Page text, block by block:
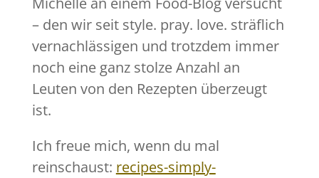
– den wir seit style. pray. love. sträflich
vernachlässigen und trotzdem immer
noch eine ganz stolze Anzahl an
Leuten von den Rezepten überzeugt
ist.
Ich freue mich, wenn du mal
reinschaust: recipes-simply-